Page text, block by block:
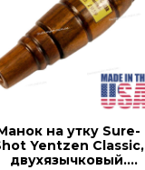
на утку Sure-
Yentzen Classic,
двухязычковый.